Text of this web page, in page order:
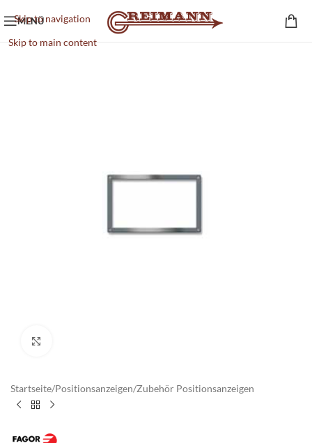
Skip to navigation
Skip to main content
MENÜ
Startseite/Positionsanzeigen/Zubehör Positionsanzeigen